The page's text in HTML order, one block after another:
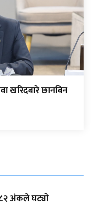
खरिदबारे छानबिन
अंकले घट्यो